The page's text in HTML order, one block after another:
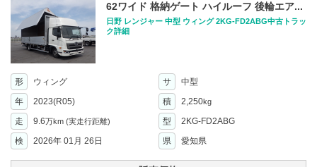
62ワイド 格納ゲート ハイルーフ 後輪エア...
日野 レンジャー 中型 ウィング 2KG-FD2ABG中古トラッ
ク詳細
形 ウィング サ
中型
年
2023(R05) 積 2,250kg
走 9.6万km (実走行距離) 型
2KG-FD2ABG
検
2026年 01月 26日 県 愛知県